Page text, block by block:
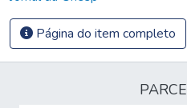
Página do item completo